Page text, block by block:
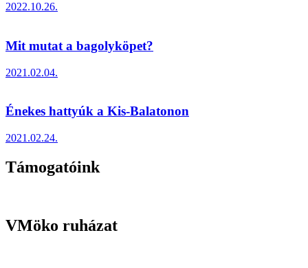
2022.10.26.
Mit mutat a bagolyköpet?
2021.02.04.
Énekes hattyúk a Kis-Balatonon
2021.02.24.
Támogatóink
VMöko ruházat